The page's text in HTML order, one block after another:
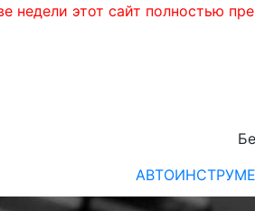
недели этот сайт полностью